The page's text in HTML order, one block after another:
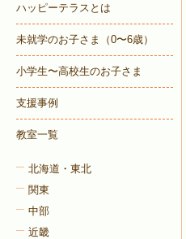
ハッピーテラスとは
未就学のお子さま （0〜6歳）
小学生〜高校生のお子さま
支援事例
教室一覧
北海道・東北
関東
中部
近畿